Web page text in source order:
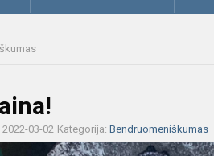
03-02 Kategorija: Bendruomeniškumas